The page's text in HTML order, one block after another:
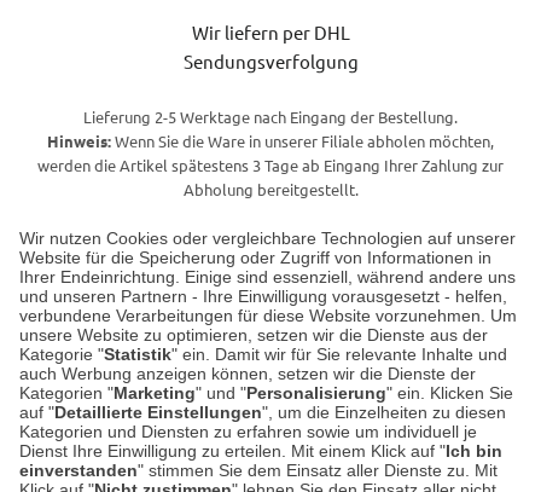
Wir nutzen Cookies oder vergleichbare Technologien auf unserer
Website für die Speicherung oder Zugriff von Informationen in
Ihrer Endeinrichtung. Einige sind essenziell, während andere uns
und unseren Partnern - Ihre Einwilligung vorausgesetzt - helfen,
verbundene Verarbeitungen für diese Website vorzunehmen. Um
unsere Website zu optimieren, setzen wir die Dienste aus der
Kategorie "Statistik" ein. Damit wir für Sie relevante Inhalte und
auch Werbung anzeigen können, setzen wir die Dienste der
Kategorien "Marketing" und "Personalisierung" ein. Klicken Sie
auf "Detaillierte Einstellungen", um die Einzelheiten zu diesen
Kategorien und Diensten zu erfahren sowie um individuell je
Dienst Ihre Einwilligung zu erteilen. Mit einem Klick auf "Ich bin
einverstanden" stimmen Sie dem Einsatz aller Dienste zu. Mit
Wir liefern per DHL
Sendungsverfolgung
Lieferung 2-5 Werktage nach Eingang der Bestellung.
Hinweis:Wenn Sie die Ware in unserer Filiale abholen möchten,
werden die Artikel spätestens 3 Tage ab Eingang Ihrer Zahlung zur
Abholung bereitgestellt.
Unser Geschäft in Meckenheim
Auf dem Steinbüchel 6
53340 Meckenheim
Montag bis Samstag 9:00 Uhr bis 18:00 Uhr
weitere Information